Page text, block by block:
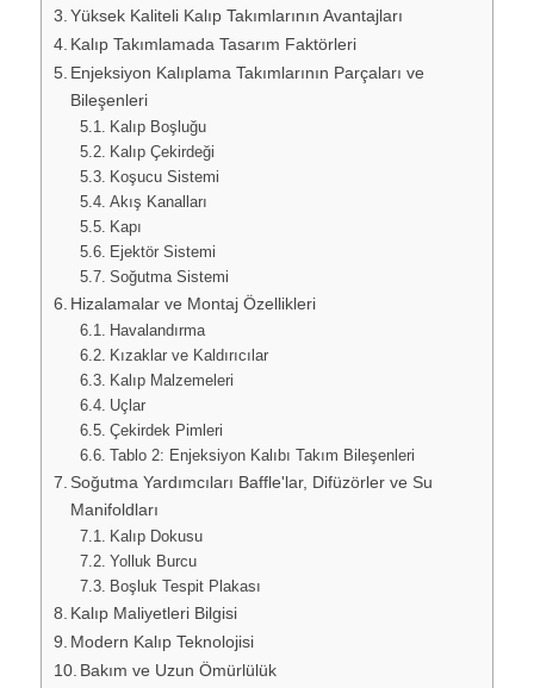
Yüksek Kaliteli Kalıp Takımlarının Avantajları
Kalıp Takımlamada Tasarım Faktörleri
Enjeksiyon Kalıplama Takımlarının Parçaları ve
Bileşenleri
Kalıp Boşluğu
Kalıp Çekirdeği
Koşucu Sistemi
Akış Kanalları
Kapı
Ejektör Sistemi
Soğutma Sistemi
Hizalamalar ve Montaj Özellikleri
Havalandırma
Kızaklar ve Kaldırıcılar
Kalıp Malzemeleri
Uçlar
Çekirdek Pimleri
Tablo 2: Enjeksiyon Kalıbı Takım Bileşenleri
Soğutma Yardımcıları Baffle'lar, Difüzörler ve Su
Manifoldları
Kalıp Dokusu
Yolluk Burcu
Boşluk Tespit Plakası
Kalıp Maliyetleri Bilgisi
Modern Kalıp Teknolojisi
Bakım ve Uzun Ömürlülük